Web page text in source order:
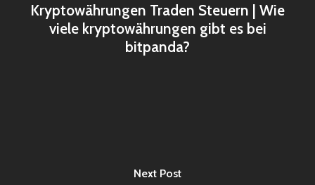
Kryptowährungen Traden Steuern | Wie
viele kryptowährungen gibt es bei
bitpanda?
Next Post